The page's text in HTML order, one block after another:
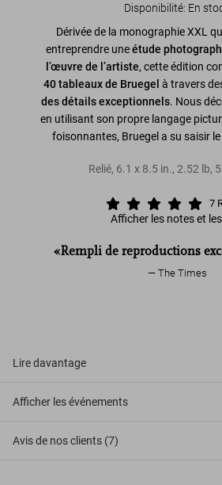
Disponibilité: En
Dérivée de la monographie XXL
entreprendre uneétude
l’œuvre de l’artiste, cette édition
40 tableaux de Bruegel à travers
des détails exceptionnels. Nous
en utilisant son propre langage
foisonnantes, Bruegel a su saisir
Relié, 6.1 x 8.5 in., 2.52 lb,
7
Afficher les notes et
«Rempli de reproductions
The Times
Lire davantage
Afficher les événements
Avis de nos clients (7)